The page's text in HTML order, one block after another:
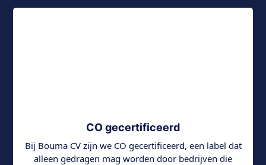
CO gecertificeerd
Bij Bouma CV zijn we CO gecertificeerd, een label dat
alleen gedragen mag worden door bedrijven die